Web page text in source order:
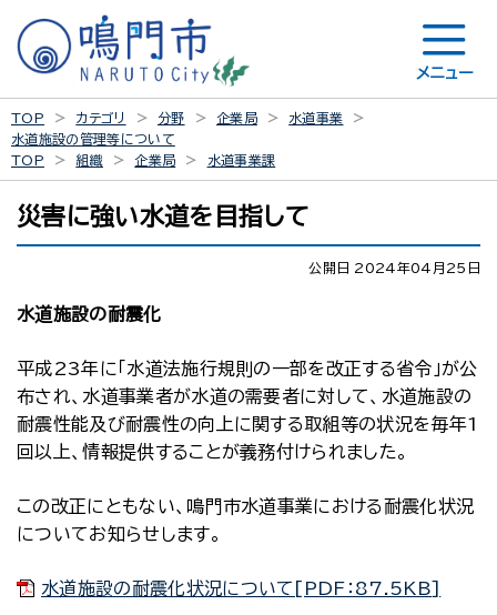
メニュー
TOP カテゴリ 分野 企業局
水道事業
水道施設の管理等について
TOP
組織 企業局 水道事業課
災害に強い水道を目指して
公開日 2024年04月25日
水道施設の耐震化
平成23年に「水道法施行規則の一部を改正する省令」が公
布され、水道事業者が水道の需要者に対して、水道施設の
耐震性能及び耐震性の向上に関する取組等の状況を毎年1
回以上、情報提供することが義務付けられました。
この改正にともない、鳴門市水道事業における耐震化状況
についてお知らせします。
水道施設の耐震化状況について[PDF：87.5KB]